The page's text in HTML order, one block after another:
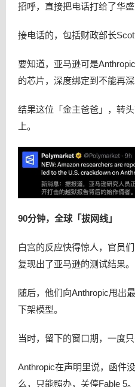
招呼，直接把电话打给了华
接电话的，包括财政部长
要知道，亚马逊可是
的芯片，深度绑定到不能再深
结果这位「金主爸爸」，转
上。
90分钟，全球「拔网线」
白宫的反应快得惊人，官员
复现出了亚马逊的测试结果。
随后，他们向Anthropic甩出
下架模型。
当时，留下的窗口期，一度只
Anthropic在声明里说，函件
么，只能照办，关停Fable 5。